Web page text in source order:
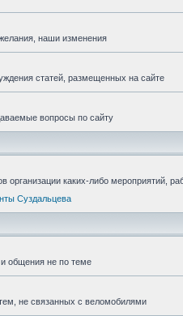
наши изменения
статей, размещенных на сайте
вопросы по сайту
организации каких-либо мероприятий,
Суздальцева
общения не по теме
не связанных с веломобилями